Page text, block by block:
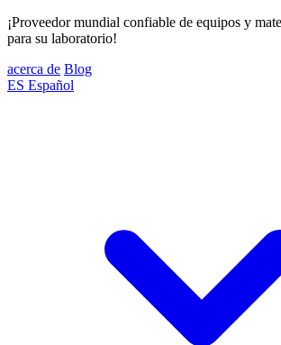
¡Proveedor mundial confiable de equipos y
para su laboratorio!
acerca de Blog
ES Español